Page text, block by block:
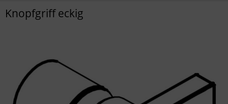
Knopfgriff eckig